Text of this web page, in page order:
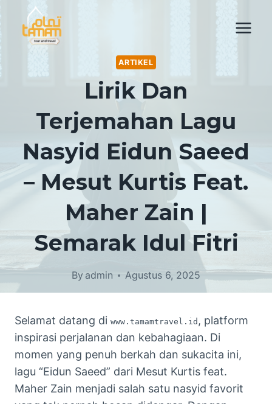
content
ARTIKEL
Lirik Dan
Terjemahan Lagu
Nasyid Eidun Saeed
– Mesut Kurtis Feat.
Maher Zain |
Semarak Idul Fitri
By admin Agustus 6, 2025
Selamat datang di www.tamamtravel.id , platform
inspirasi perjalanan dan kebahagiaan. Di
momen yang penuh berkah dan sukacita ini,
lagu “Eidun Saeed” dari Mesut Kurtis feat.
Maher Zain menjadi salah satu nasyid favorit